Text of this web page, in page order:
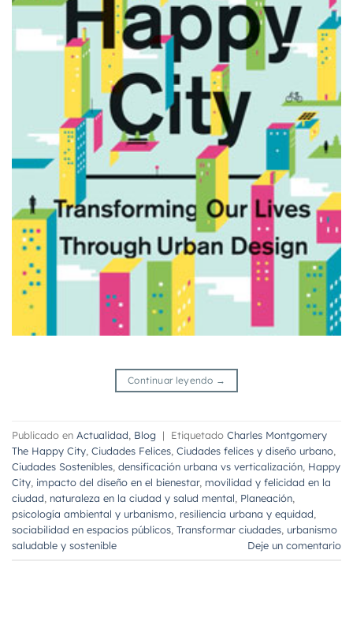
Continuar leyendo →
Publicado en Actualidad Blog | Etiquetado Charles Montgomery
The Happy City Ciudades Felices Ciudades felices y diseño urbano
Ciudades Sostenibles densificación urbana vs verticalización Happy
City impacto del diseño en el bienestar, movilidad y felicidad en la
ciudad naturaleza en la ciudad y salud mental Planeación
psicología ambiental y urbanismo resiliencia urbana y equidad
sociabilidad en espacios públicos Transformar ciudades urbanismo
saludable y sostenible
Deje un comentario